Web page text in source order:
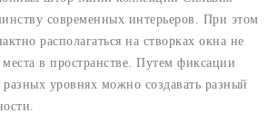
современных интерьеров. При этом
располагаться на створках окна не
в пространстве. Путем фиксации
уровнях можно создавать разный